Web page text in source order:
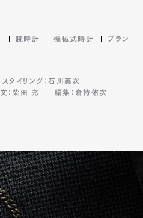
腕時計 機械式時計
ブラン
スタイリング：石川英次
文：柴田 充 編集：倉持佑次